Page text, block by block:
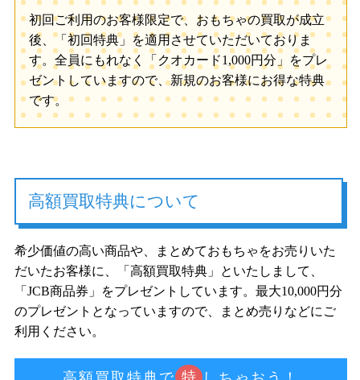
初回ご利用のお客様限定で、おもちゃの買取が成立
後、「初回特典」を適用させていただいておりま
す。全員にもれなく「クオカード1,000円分」をプレ
ゼントしていますので、新規のお客様にお得な特典
です。
高額買取特典について
希少価値の高い商品や、まとめておもちゃをお売りいた
だいたお客様に、「高額買取特典」といたしまして、
「JCB商品券」をプレゼントしています。最大10,000円分
のプレゼントとなっていますので、まとめ売りなどにご
利用ください。
特